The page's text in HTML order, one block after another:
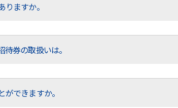
ますか。
券の取扱いは。
できますか。